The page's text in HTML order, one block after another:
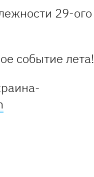
29-ого
событие лета!